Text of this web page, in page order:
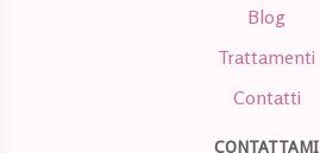
Blog
Trattamenti
Contatti
CONTATTAMI